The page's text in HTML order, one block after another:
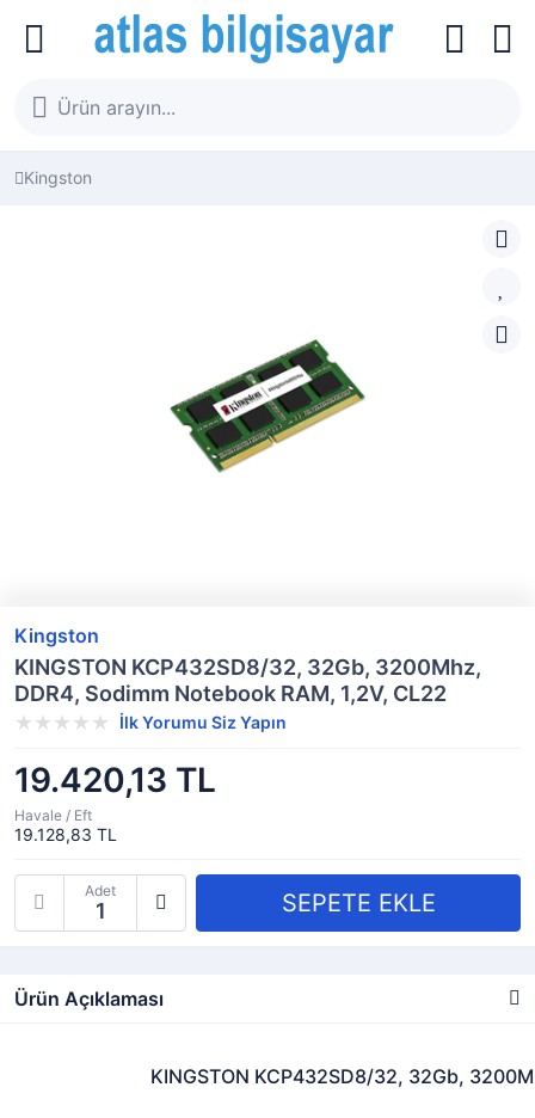
Kingston
Kingston
KINGSTON KCP432SD8/32, 32Gb, 3200Mhz,
DDR4, Sodimm Notebook RAM, 1,2V, CL22
İlk Yorumu Siz Yapın
19.420,13 TL
Havale / Eft
19.128,83 TL
Adet
Ürün Açıklaması
KINGSTON KCP432SD8/32, 32Gb,